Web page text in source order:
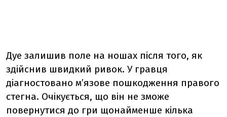
Дуе залишив поле на ношах після того, як
здійснив швидкий ривок. У гравця
діагностовано м’язове пошкодження правого
стегна. Очікується, що він не зможе
повернутися до гри щонайменше кілька